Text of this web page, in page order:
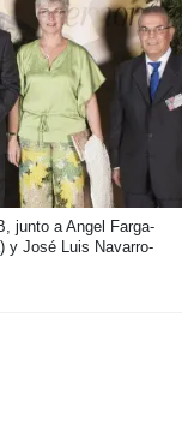
junto a Angel Farga-
y José Luis Navarro-